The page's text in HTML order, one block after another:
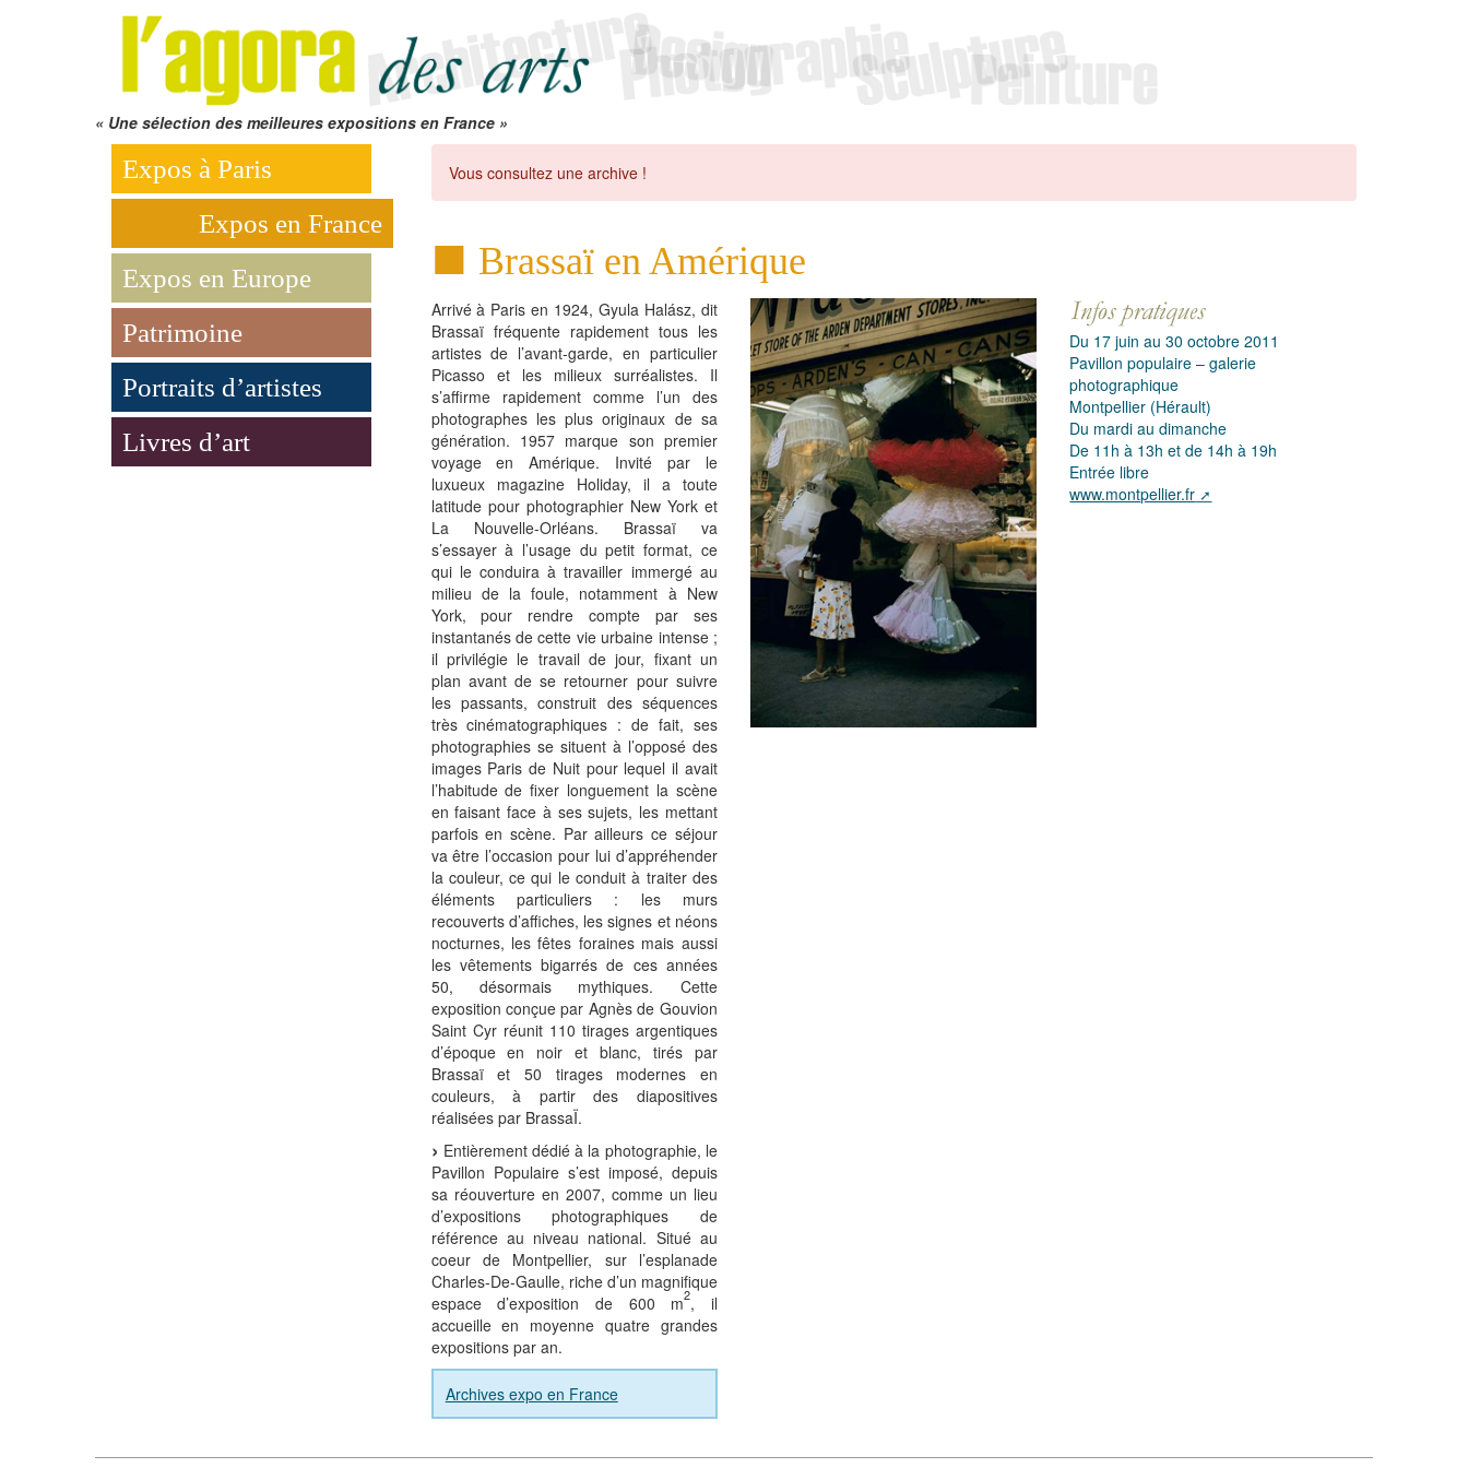
« Une sélection des meilleures expositions en France »
Expos à Paris
Expos en France
Expos en Europe
Patrimoine
Portraits d’artistes
Livres d’art
Vous consultez une archive !
Brassaï en Amérique
Arrivé à Paris en 1924, Gyula Halász, dit
Brassaï fréquente rapidement tous les
artistes de l’avant-garde, en particulier
Picasso et les milieux surréalistes. Il
s’affirme rapidement comme l’un des
photographes les plus originaux de sa
génération. 1957 marque son premier
voyage en Amérique. Invité par le
luxueux magazine Holiday, il a toute
latitude pour photographier New York et
La Nouvelle-Orléans. Brassaï va
s’essayer à l’usage du petit format, ce
qui le conduira à travailler immergé au
milieu de la foule, notamment à New
York, pour rendre compte par ses
instantanés de cette vie urbaine intense ;
il privilégie le travail de jour, fixant un
plan avant de se retourner pour suivre
les passants, construit des séquences
très cinématographiques : de fait, ses
photographies se situent à l’opposé des
images Paris de Nuit pour lequel il avait
l’habitude de fixer longuement la scène
en faisant face à ses sujets, les mettant
parfois en scène. Par ailleurs ce séjour
va être l’occasion pour lui d’appréhender
la couleur, ce qui le conduit à traiter des
éléments particuliers : les murs
recouverts d’affiches, les signes et néons
nocturnes, les fêtes foraines mais aussi
les vêtements bigarrés de ces années
50, désormais mythiques. Cette
exposition conçue par Agnès de Gouvion
Saint Cyr réunit 110 tirages argentiques
d’époque en noir et blanc, tirés par
Brassaï et 50 tirages modernes en
couleurs, à partir des diapositives
réalisées par BrassaÏ.
Entièrement dédié à la photographie, le
Pavillon Populaire s’est imposé, depuis
sa réouverture en 2007, comme un lieu
d’expositions photographiques de
référence au niveau national. Situé au
coeur de Montpellier, sur l’esplanade
Charles-De-Gaulle, riche d’un magnifique
espace d’exposition de 600 m2, il
accueille en moyenne quatre grandes
expositions par an.
Archives expo en France
Du 17 juin au 30 octobre 2011
Pavillon populaire – galerie
photographique
Montpellier (Hérault)
Du mardi au dimanche
De 11h à 13h et de 14h à 19h
Entrée libre
www.montpellier.fr